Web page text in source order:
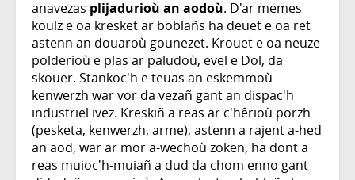
anavezas plijadurioù an aodoù. D'ar memes
koulz e oa kresket ar boblañs ha deuet e oa ret
astenn an douaroù gounezet. Krouet e oa neuze
polderioù e plas ar paludoù, evel e Dol, da
skouer. Stankoc'h e teuas an eskemmoù
kenwerzh war vor da vezañ gant an dispac'h
industriel ivez. Kreskiñ a reas ar c'hêrioù porzh
(pesketa, kenwerzh, arme), astenn a rajent a-hed
an aod, war ar mor a-wechoù zoken, ha dont a
reas muioc'h-muiañ a dud da chom enno gant